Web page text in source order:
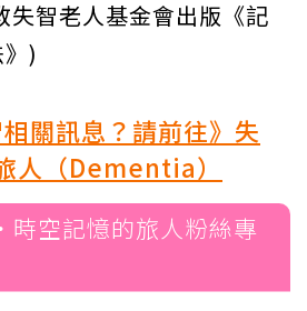
失智老人基金會出版《記
)
關訊息？請前往》失
人（Dementia）
時空記憶的旅人粉絲專